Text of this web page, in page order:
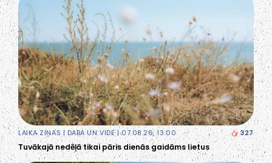
LAIKA ZIŅAS | DABA UN VIDE| 07.08.26, 13:00 327
Tuvākajā nedēļā tikai pāris dienās gaidāms lietus